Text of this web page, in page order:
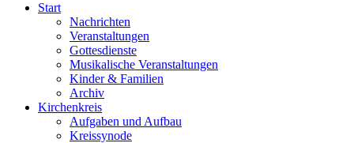
Start
Nachrichten
Veranstaltungen
Gottesdienste
Musikalische Veranstaltungen
Kinder & Familien
Archiv
Kirchenkreis
Aufgaben und Aufbau
Kreissynode